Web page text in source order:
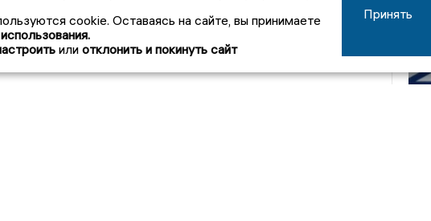
cookie. Оставаясь на сайте, вы принимаете
или отклонить и покинуть сайт
Принять